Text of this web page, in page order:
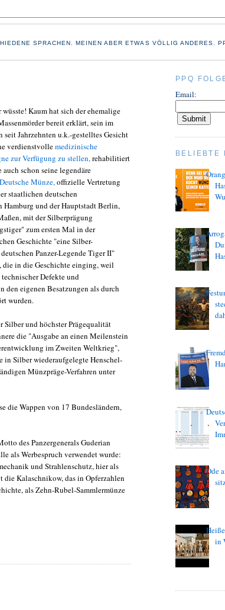
SPRACHEN. MEINEN ABER ETWAS VÖLLIG ANDERES.
wüsste! Kaum hat sich der ehemalige
bereit erklärt, sein im
seit Jahrzehnten u.k.-gestelltes Gesicht
verdienstvollemedizinische
zur Verfügung zu stellen, rehabilitiert
schon seine legendäre
Münze, offizielle Vertretung
staatlichen deutschen
Hamburg und der Hauptstadt Berlin,
mit der Silberprägung
zum ersten Mal in der
Geschichte "eine Silber-
Panzer-Legende Tiger II"
die in die Geschichte einging, weil
Defekte und
den eigenen Besatzungen als durch
wurden.
Silber und höchster Prägequalität
die "Ausgabe an einen Meilenstein
im Zweiten Weltkrieg",
Silber wiederaufgelegte Henschel-
Münzpräge-Verfahren unter
die Wappen von 17 Bundesländern,
des Panzergenerals Guderian
als Werbespruch verwendet wurde:
und Strahlenschutz, hier als
die Kalaschnikow, das in Opferzahlen
als Zehn-Rubel-Sammlermünze
PPQ
Email:
BELIEBTE
Ode
in